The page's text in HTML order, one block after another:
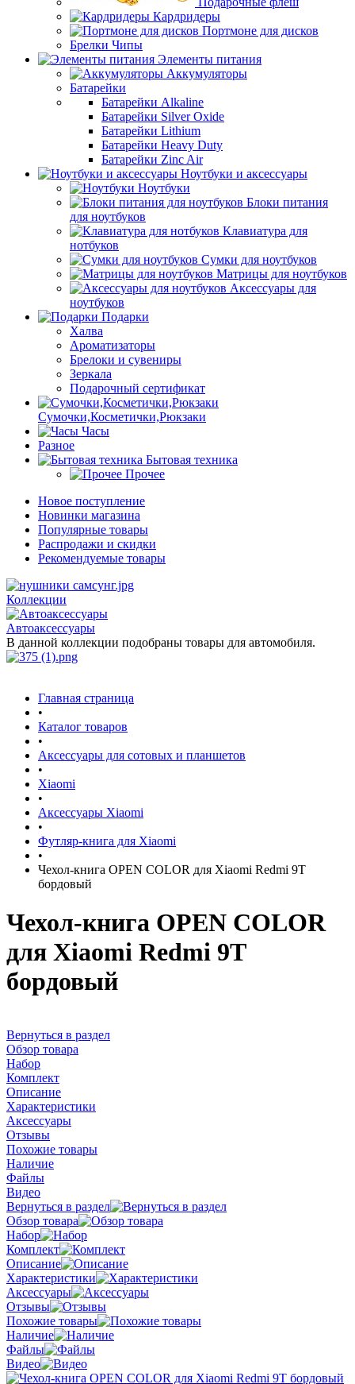
Кардридеры
Портмоне для дисков
Брелки Чипы
Элементы питания
Аккумуляторы
Батарейки
Батарейки Alkaline
Батарейки Silver Oxide
Батарейки Lithium
Батарейки Heavy Duty
Батарейки Zinc Air
Ноутбуки и аксессуары
Ноутбуки
Блоки питания
для ноутбуков
Клавиатура для
нотбуков
Сумки для ноутбуков
Матрицы для ноутбуков
Аксессуары для
ноутбуков
Подарки
Халва
Ароматизаторы
Брелоки и сувениры
Зеркала
Подарочный сертификат
Сумочки,Косметички,Рюкзаки
Часы
Разное
Бытовая техника
Прочее
Новое поступление
Новинки магазина
Популярные товары
Распродажи и скидки
Рекомендуемые товары
Коллекции
Автоаксессуары
В данной коллекции подобраны товары для автомобиля.
Главная страница
•
Каталог товаров
•
Аксессуары для сотовых и планшетов
•
Xiaomi
•
Аксессуары Xiaomi
•
Футляр-книга для Xiaomi
•
Чехол-книга OPEN COLOR для Xiaomi Redmi 9Т
бордовый
Чехол-книга OPEN COLOR
для Xiaomi Redmi 9Т
бордовый
Вернуться в раздел
Обзор товара
Набор
Комплект
Описание
Характеристики
Аксессуары
Отзывы
Похожие товары
Наличие
Файлы
Видео
Вернуться в раздел
Обзор товара
Набор
Комплект
Описание
Характеристики
Аксессуары
Отзывы
Похожие товары
Наличие
Файлы
Видео